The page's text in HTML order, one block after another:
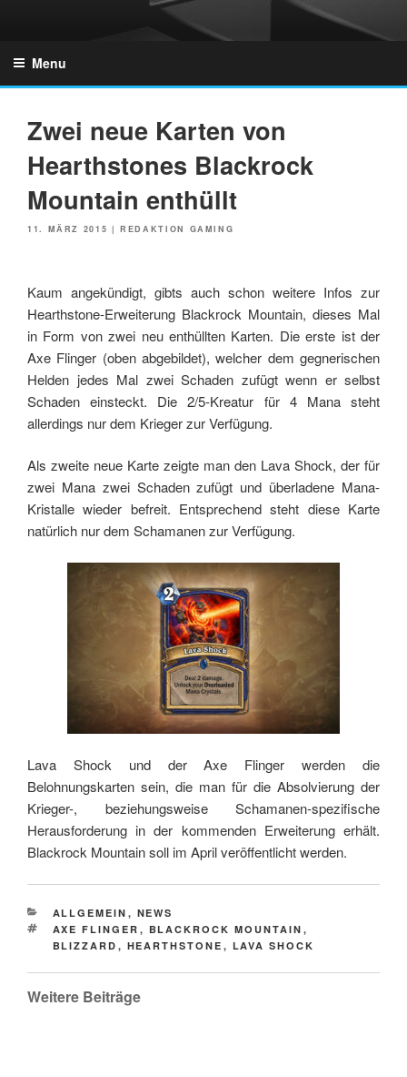
Menu
Zwei neue Karten von
Hearthstones Blackrock
Mountain enthüllt
POSTED
11. MÄRZ 2015 |REDAKTION GAMING
Kaum angekündigt, gibts auch schon weitere Infos zur
Hearthstone-Erweiterung Blackrock Mountain, dieses Mal
in Form von zwei neu enthüllten Karten. Die erste ist der
Axe Flinger (oben abgebildet), welcher dem gegnerischen
Helden jedes Mal zwei Schaden zufügt wenn er selbst
Schaden einsteckt. Die 2/5-Kreatur für 4 Mana steht
allerdings nur dem Krieger zur Verfügung.
Als zweite neue Karte zeigte man den Lava Shock, der für
zwei Mana zwei Schaden zufügt und überladene Mana-
Kristalle wieder befreit. Entsprechend steht diese Karte
natürlich nur dem Schamanen zur Verfügung.
Lava Shock und der Axe Flinger werden die
Belohnungskarten sein, die man für die Absolvierung der
Krieger-, beziehungsweise Schamanen-spezifische
Herausforderung in der kommenden Erweiterung erhält.
Blackrock Mountain soll im April veröffentlicht werden.
CATEGORIES
ALLGEMEIN , NEWS
TAGS
AXE FLINGER , BLACKROCK MOUNTAIN ,
BLIZZARD , HEARTHSTONE , LAVA SHOCK
Weitere Beiträge